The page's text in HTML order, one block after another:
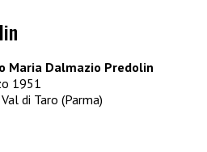
Maria Dalmazio Predolin
1951
di Taro (Parma)